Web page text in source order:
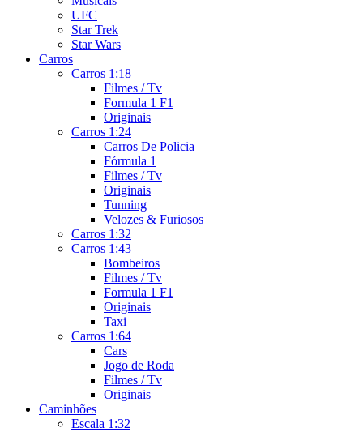
UFC
Star Trek
Star Wars
Carros
Carros 1:18
Filmes / Tv
Formula 1 F1
Originais
Carros 1:24
Carros De Policia
Fórmula 1
Filmes / Tv
Originais
Tunning
Velozes & Furiosos
Carros 1:32
Carros 1:43
Bombeiros
Filmes / Tv
Formula 1 F1
Originais
Taxi
Carros 1:64
Cars
Jogo de Roda
Filmes / Tv
Originais
Caminhões
Escala 1:32